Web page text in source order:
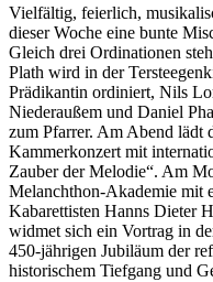
Vielfältig, feierlich,
dieser Woche eine bunte
Gleich drei Ordinationen
Plath wird in der
Prädikantin ordiniert, Nils
Niederaußem und Daniel
zum Pfarrer. Am Abend lädt
Kammerkonzert mit
Zauber der Melodie“. Am
Melanchthon-Akademie mit
Kabarettisten Hanns Dieter
widmet sich ein Vortrag in
450-jährigen Jubiläum der
historischem Tiefgang und